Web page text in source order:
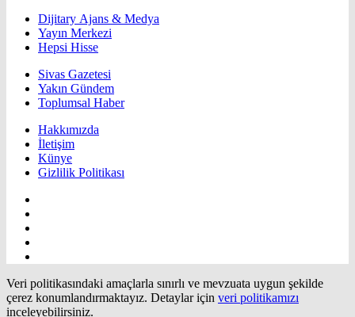
Dijitary Ajans & Medya
Yayın Merkezi
Hepsi Hisse
Sivas Gazetesi
Yakın Gündem
Toplumsal Haber
Hakkımızda
İletişim
Künye
Gizlilik Politikası
Veri politikasındaki amaçlarla sınırlı ve mevzuata uygun şekilde
çerez konumlandırmaktayız. Detaylar için veri politikamızı
inceleyebilirsiniz.